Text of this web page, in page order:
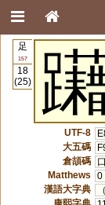
足
157
18
(25)
UTF-8
大五碼
倉頡碼
Matthews
0
漢語大字典